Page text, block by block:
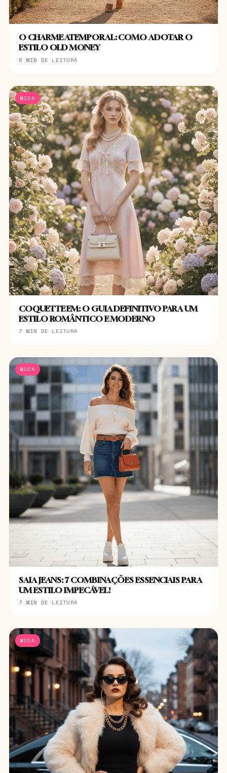
O CHARME ATEMPORAL: COMO ADOTAR O
ESTILO OLD MONEY
6 MIN DE LEITURA
MODA
COQUETTE EM: O GUIA DEFINITIVO PARA UM
ESTILO ROMÂNTICO E MODERNO
7 MIN DE LEITURA
MODA
SAIA JEANS: 7 COMBINAÇÕES ESSENCIAIS PARA
UM ESTILO IMPECÁVEL!
7 MIN DE LEITURA
MODA